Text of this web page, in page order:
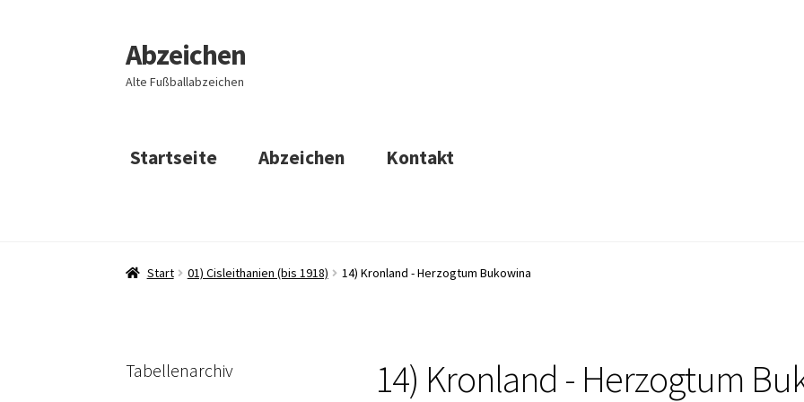
Zur
Navigation
springen
Zum
Inhalt
springen
Abzeichen
Alte Fußballabzeichen
Startseite Abzeichen Kontakt
Start 01) Cisleithanien (bis 1918) 14) Kronland - Herzogtum Bukowina
14) Kronland - Herzogtum
Tabellenarchiv